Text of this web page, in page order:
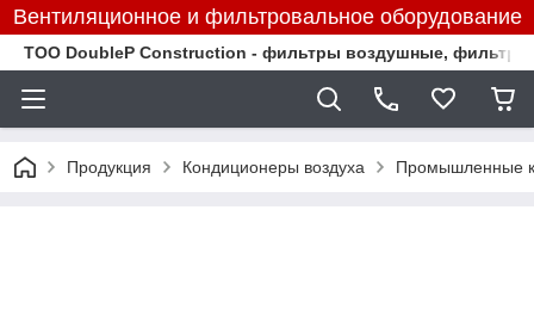
Вентиляционное и фильтровальное оборудование
TOO DoubleP Construction - фильтры воздушные,
Продукция Кондиционеры воздуха Промышленные